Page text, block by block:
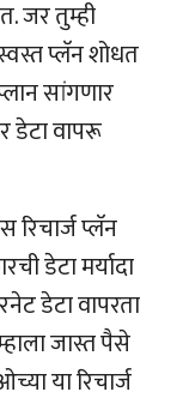
जर तुम्ही
प्लॅन शोधत
सांगणार
डेटा वापरू
प्लॅन
डेटा मर्यादा
डेटा वापरता
जास्त पैसे
या रिचार्ज